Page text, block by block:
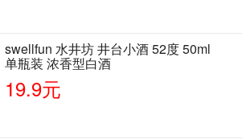
swellfun 水井坊 井台小酒 52度 50ml
单瓶装 浓香型白酒
19.9元